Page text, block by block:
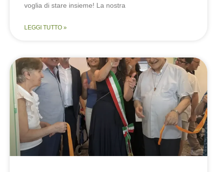
voglia di stare insieme! La nostra
LEGGI TUTTO »